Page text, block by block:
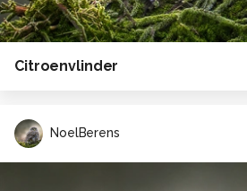
Citroenvlinder
NoelBerens